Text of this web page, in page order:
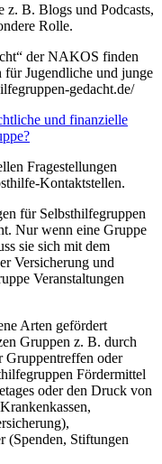
z. B. Blogs und Podcasts,
Rolle.
der NAKOS finden
Jugendliche und junge
gedacht.de/
und finanzielle
Fragestellungen
Kontaktstellen.
für Selbsthilfegruppen
Nur wenn eine Gruppe
sie sich mit dem
Versicherung und
Veranstaltungen
Arten gefördert
Gruppen z. B. durch
Gruppentreffen oder
Fördermittel
oder den Druck von
(Spenden, Stiftungen